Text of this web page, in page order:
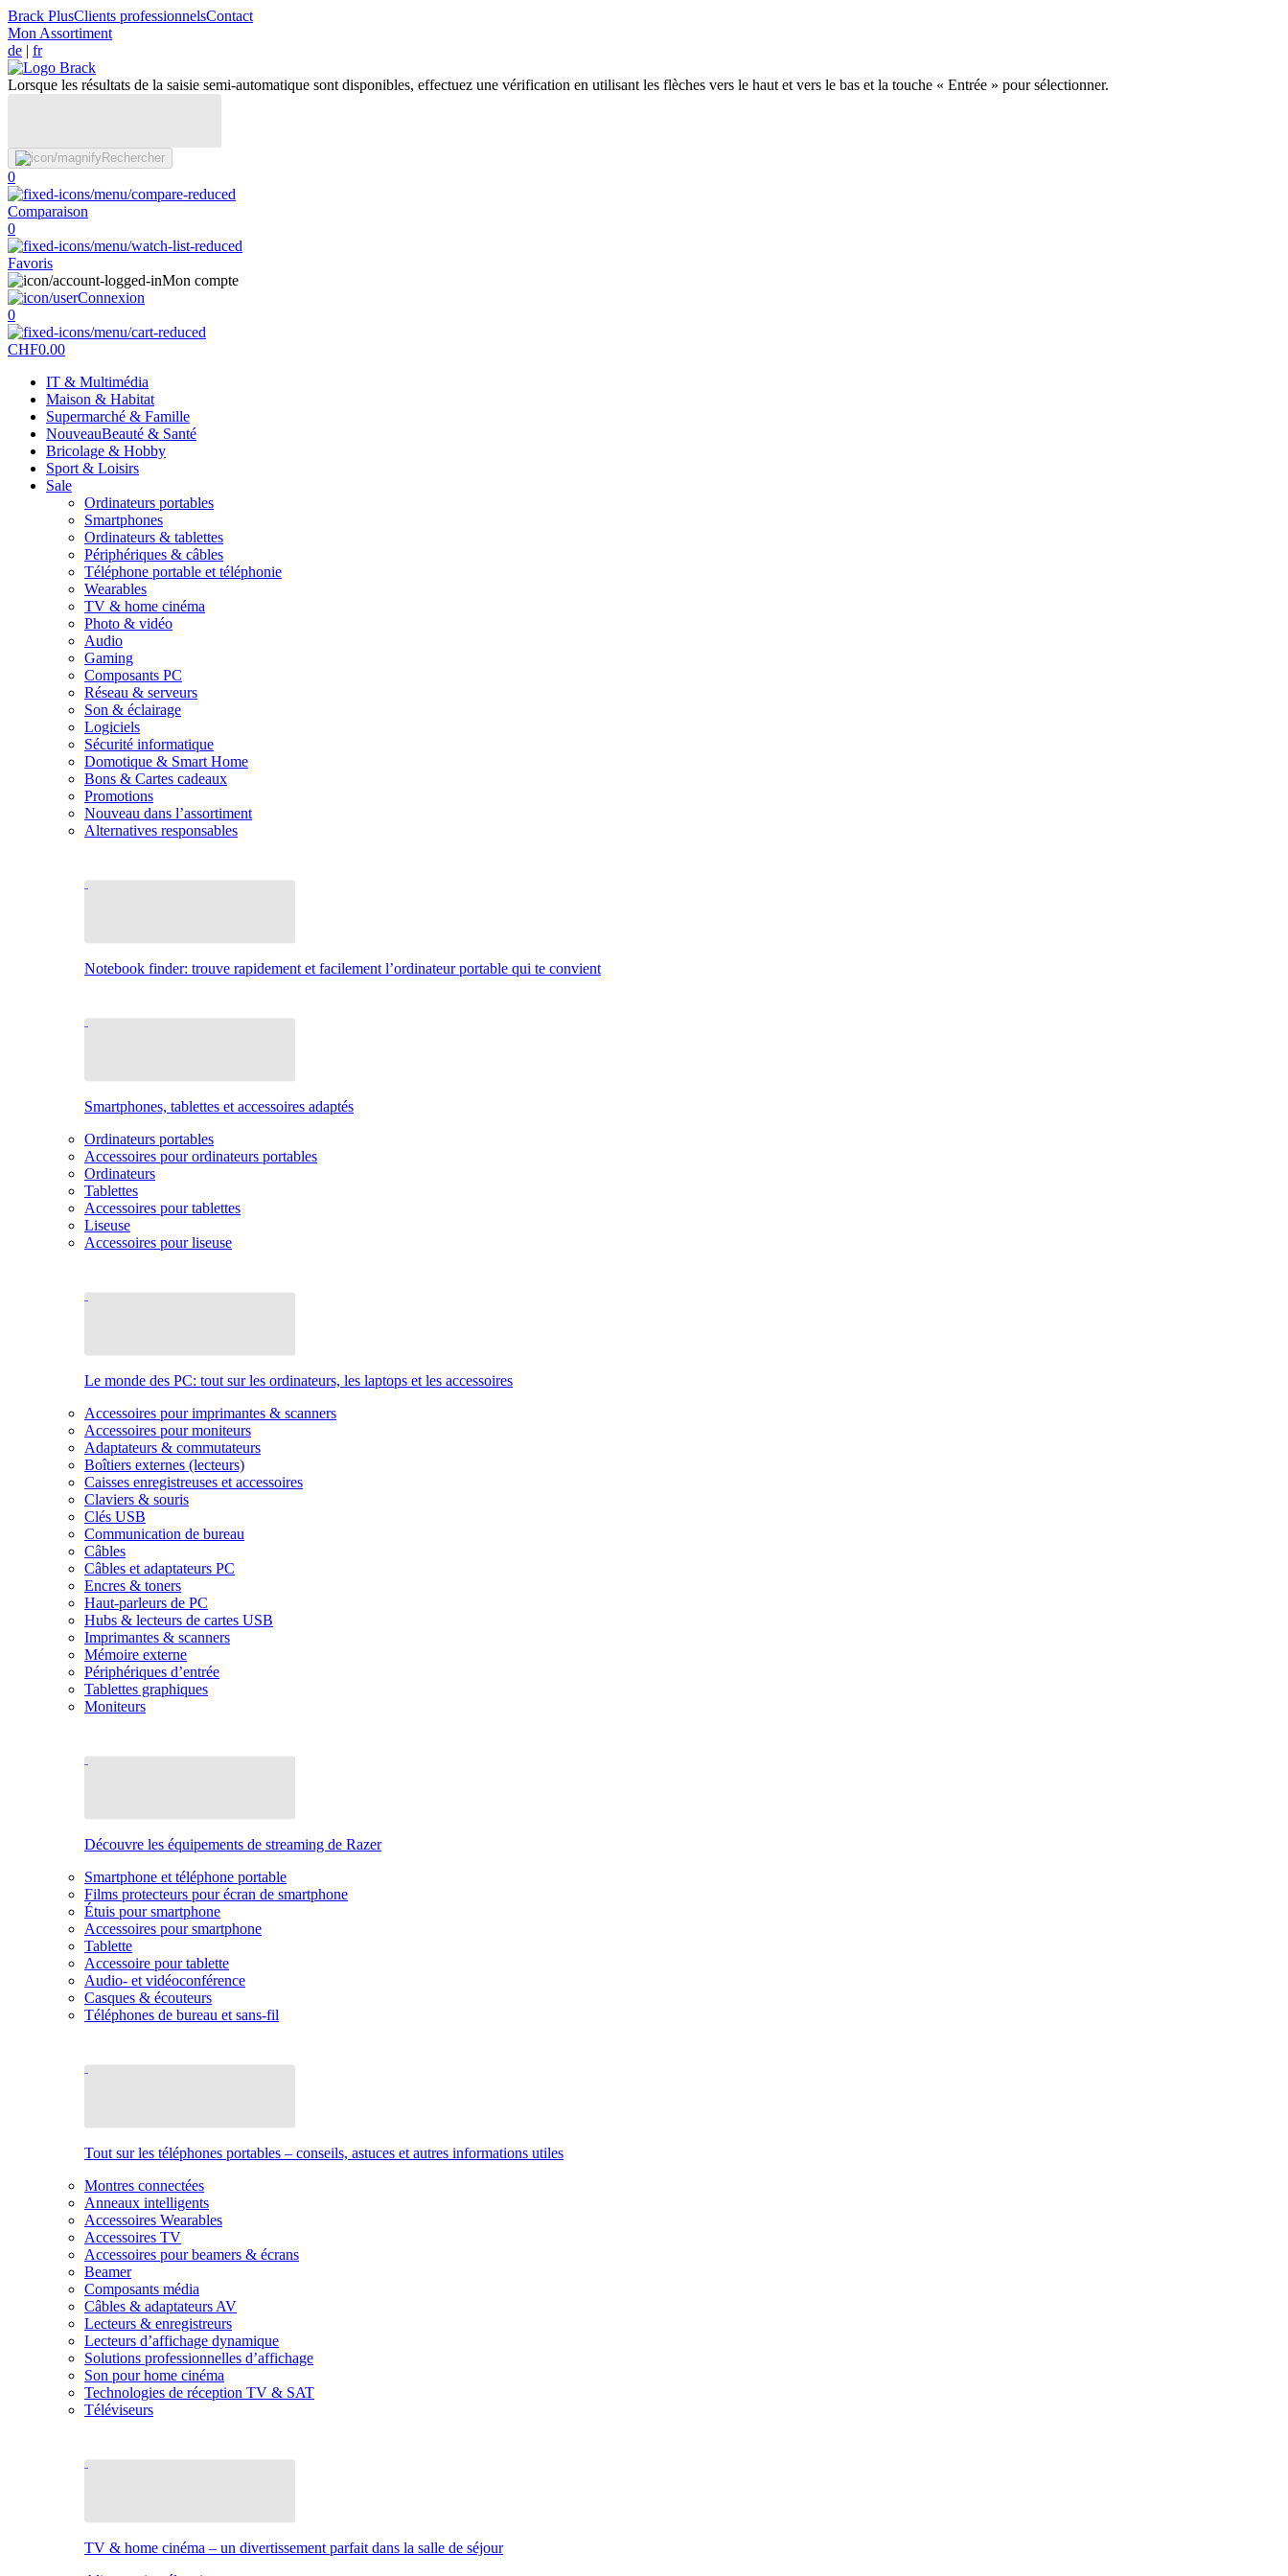
Brack PlusClients professionnelsContact
Mon Assortiment
de | fr
Lorsque les résultats de la saisie semi-automatique sont disponibles, effectuez une vérification en utilisant les flèches vers le haut et vers le bas et la touche « Entrée » pour sélectionner.
Rechercher
0
Comparaison
0
Favoris
Mon compte
Connexion
0
CHF0.00
IT & Multimédia
Maison & Habitat
Supermarché & Famille
NouveauBeauté & Santé
Bricolage & Hobby
Sport & Loisirs
Sale
Ordinateurs portables
Smartphones
Ordinateurs & tablettes
Périphériques & câbles
Téléphone portable et téléphonie
Wearables
TV & home cinéma
Photo & vidéo
Audio
Gaming
Composants PC
Réseau & serveurs
Son & éclairage
Logiciels
Sécurité informatique
Domotique & Smart Home
Bons & Cartes cadeaux
Promotions
Nouveau dans l’assortiment
Alternatives responsables
Notebook finder: trouve rapidement et facilement l’ordinateur portable qui te convient
Smartphones, tablettes et accessoires adaptés
Ordinateurs portables
Accessoires pour ordinateurs portables
Ordinateurs
Tablettes
Accessoires pour tablettes
Liseuse
Accessoires pour liseuse
Le monde des PC: tout sur les ordinateurs, les laptops et les accessoires
Accessoires pour imprimantes & scanners
Accessoires pour moniteurs
Adaptateurs & commutateurs
Boîtiers externes (lecteurs)
Caisses enregistreuses et accessoires
Claviers & souris
Clés USB
Communication de bureau
Câbles
Câbles et adaptateurs PC
Encres & toners
Haut-parleurs de PC
Hubs & lecteurs de cartes USB
Imprimantes & scanners
Mémoire externe
Périphériques d’entrée
Tablettes graphiques
Moniteurs
Découvre les équipements de streaming de Razer
Smartphone et téléphone portable
Films protecteurs pour écran de smartphone
Étuis pour smartphone
Accessoires pour smartphone
Tablette
Accessoire pour tablette
Audio- et vidéoconférence
Casques & écouteurs
Téléphones de bureau et sans-fil
Tout sur les téléphones portables – conseils, astuces et autres informations utiles
Montres connectées
Anneaux intelligents
Accessoires Wearables
Accessoires TV
Accessoires pour beamers & écrans
Beamer
Composants média
Câbles & adaptateurs AV
Lecteurs & enregistreurs
Lecteurs d’affichage dynamique
Solutions professionnelles d’affichage
Son pour home cinéma
Technologies de réception TV & SAT
Téléviseurs
TV & home cinéma – un divertissement parfait dans la salle de séjour